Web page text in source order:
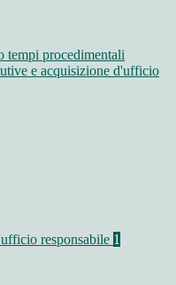
tempi procedimentali
e acquisizione d'ufficio
responsabile 1